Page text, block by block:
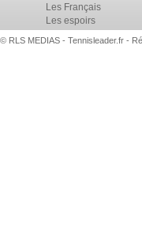
Les Français
Les espoirs
© RLS MEDIAS - Tennisleader.fr -